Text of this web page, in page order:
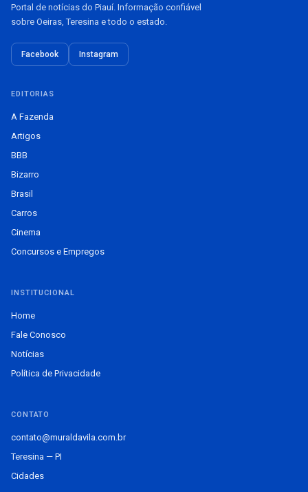
Portal de notícias do Piauí. Informação confiável
sobre Oeiras, Teresina e todo o estado.
Facebook Instagram
EDITORIAS
A Fazenda
Artigos
BBB
Bizarro
Brasil
Carros
Cinema
Concursos e Empregos
INSTITUCIONAL
Home
Fale Conosco
Notícias
Política de Privacidade
CONTATO
contato@muraldavila.com.br
Teresina — PI
Cidades